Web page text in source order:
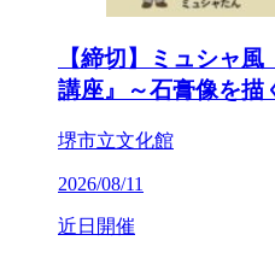
【締切】ミュシャ
講座』～石膏像を描
堺市立文化館
2026/08/11
近日開催